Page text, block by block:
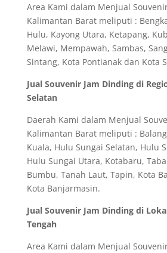
Area Kami dalam Menjual
Kalimantan Barat meliputi :
Hulu, Kayong Utara, Ketapang,
Melawi, Mempawah, Sambas,
Sintang, Kota Pontianak dan Kota
Jual Souvenir Jam Dinding di
Selatan
Daerah Kami dalam Menjual
Kalimantan Barat meliputi :
Kuala, Hulu Sungai Selatan, Hulu
Hulu Sungai Utara, Kotabaru,
Bumbu, Tanah Laut, Tapin, Kota
Kota Banjarmasin.
Jual Souvenir Jam Dinding di
Tengah
Area Kami dalam Menjual